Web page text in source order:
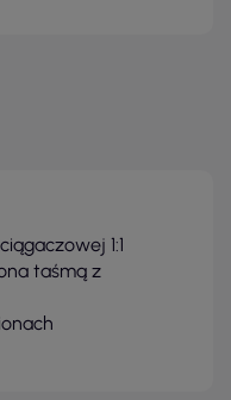
1:1
taśmą z